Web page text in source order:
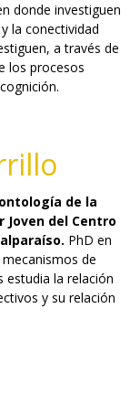
donde investiguen
la conectividad
a través de
los procesos
de la
Joven del Centro
PhD en
de
estudia la relación
y su relación